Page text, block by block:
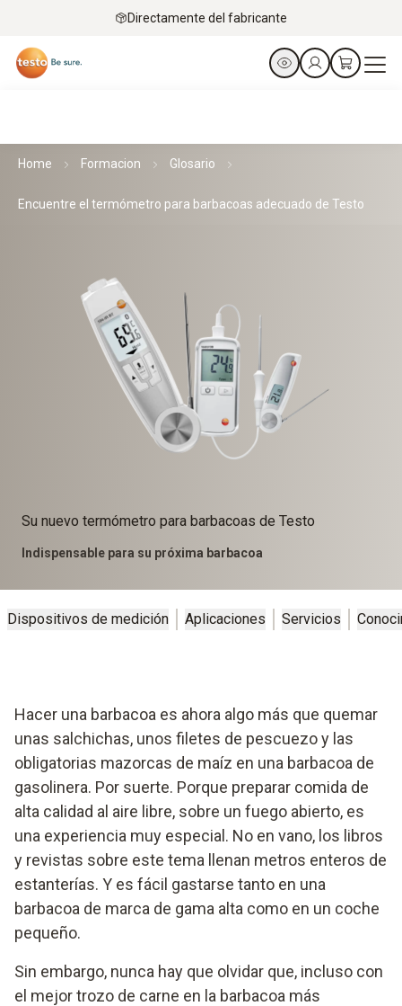
Directamente del fabricante
Home Formacion Glosario
Encuentre el termómetro para barbacoas adecuado de Testo
Su nuevo termómetro para barbacoas de Testo
Indispensable para su próxima barbacoa
Dispositivos de medición Aplicaciones Servicios
Hacer una barbacoa es ahora algo más que quemar
unas salchichas, unos filetes de pescuezo y las
obligatorias mazorcas de maíz en una barbacoa de
gasolinera. Por suerte. Porque preparar comida de
alta calidad al aire libre, sobre un fuego abierto, es
una experiencia muy especial. No en vano, los libros
y revistas sobre este tema llenan metros enteros de
estanterías. Y es fácil gastarse tanto en una
barbacoa de marca de gama alta como en un coche
pequeño.
Sin embargo, nunca hay que olvidar que, incluso con
el mejor trozo de carne en la barbacoa más